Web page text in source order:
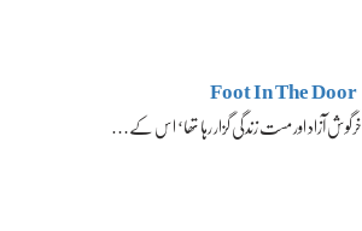
Foot In The Door
خرگوش آزاد اور مست زندگی گزار رہا تھا‘ اس کے…